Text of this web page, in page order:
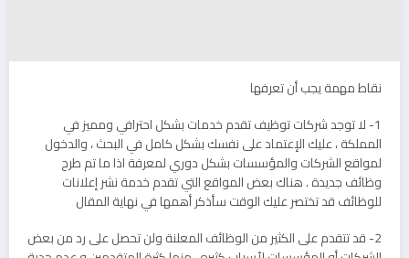
نقاط مهمة يجب أن تعرفها
1- لا توجد شركات توظيف تقدم خدمات بشكل احترافي ومميز في
المملكة ، عليك الإعتماد على نفسك بشكل كامل في البحث ، والدخول
لمواقع الشركات والمؤسسات بشكل دوري لمعرفة اذا ما تم طرح
وظائف جديدة . هناك بعض المواقع التي تقدم خدمة نشر إعلانات
للوظائف قد تختصر عليك الوقت سأذكر أهمها في نهاية المقال
2- قد تتقدم على الكثير من الوظائف المعلنة ولن تحصل على رد من بعض